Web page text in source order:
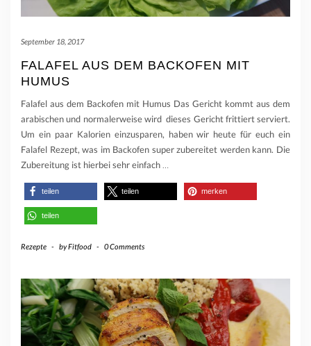
September 18, 2017
FALAFEL AUS DEM BACKOFEN MIT
HUMUS
Falafel aus dem Backofen mit Humus Das Gericht kommt aus dem
arabischen und normalerweise wird dieses Gericht frittiert serviert.
Um ein paar Kalorien einzusparen, haben wir heute für euch ein
Falafel Rezept, was im Backofen super zubereitet werden kann. Die
Zubereitung ist hierbei sehr einfach…
teilen teilen merken
teilen
Rezepte - byFitfood - 0 Comments